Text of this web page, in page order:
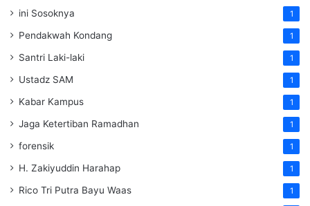
ini Sosoknya 1
Pendakwah Kondang 1
Santri Laki-laki 1
Ustadz SAM 1
Kabar Kampus 1
Jaga Ketertiban Ramadhan 1
forensik 1
H. Zakiyuddin Harahap 1
Rico Tri Putra Bayu Waas 1